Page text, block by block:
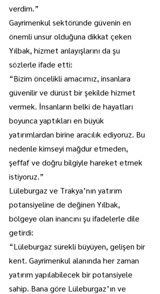
verdim.”
Gayrimenkul sektöründe güvenin en
önemli unsur olduğuna dikkat çeken
Yılbak, hizmet anlayışlarını da şu
sözlerle ifade etti:
“Bizim öncelikli amacımız, insanlara
güvenilir ve dürüst bir şekilde hizmet
vermek. İnsanların belki de hayatları
boyunca yaptıkları en büyük
yatırımlardan birine aracılık ediyoruz. Bu
nedenle kimseyi mağdur etmeden,
şeffaf ve doğru bilgiyle hareket etmek
istiyoruz.”
Lüleburgaz ve Trakya’nın yatırım
potansiyeline de değinen Yılbak,
bölgeye olan inancını şu ifadelerle dile
getirdi:
“Lüleburgaz sürekli büyüyen, gelişen bir
kent. Gayrimenkul alanında her zaman
yatırım yapılabilecek bir potansiyele
sahip. Bana göre Lüleburgaz’ın ve